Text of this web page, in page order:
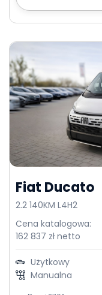
Fiat Ducato
2.2 140KM L4H2
Cena katalogowa:
162 837 zł netto
Użytkowy
Manualna